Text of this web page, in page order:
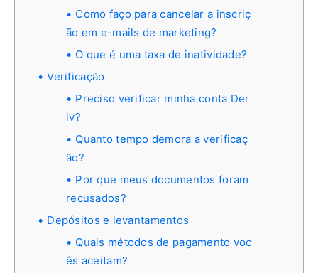
Como faço para cancelar a inscriç
ão em e-mails de marketing?
O que é uma taxa de inatividade?
Verificação
Preciso verificar minha conta Der
iv?
Quanto tempo demora a verificaç
ão?
Por que meus documentos foram
recusados?
Depósitos e levantamentos
Quais métodos de pagamento voc
ês aceitam?